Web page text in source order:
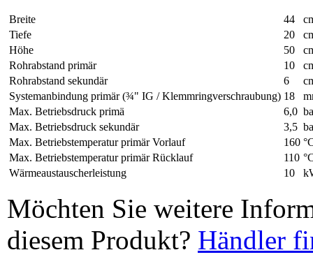
Breite 44
Tiefe
20
Höhe
50
Rohrabstand primär
10
Rohrabstand sekundär
6
Systemanbindung primär (¾" IG / Klemmringverschraubung) 18
Max. Betriebsdruck primä
6,0
Max. Betriebsdruck sekundär
3,5
Max. Betriebstemperatur primär Vorlauf
160
Max. Betriebstemperatur primär Rücklauf
110
Wärmeaustauscherleistung
10
Möchten Sie weitere
diesem Produkt? Händler